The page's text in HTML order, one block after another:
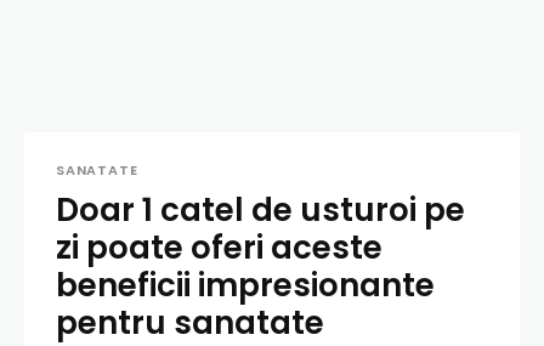
SANATATE
Doar 1 catel de usturoi pe
zi poate oferi aceste
beneficii impresionante
pentru sanatate